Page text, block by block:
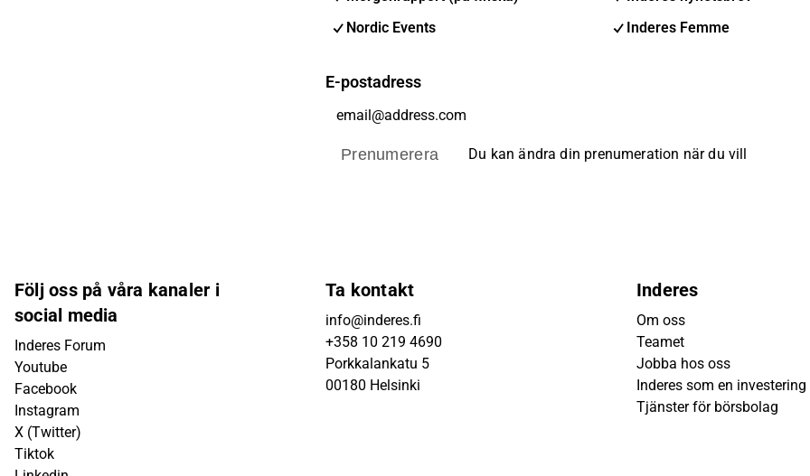
Nordic Events
Inderes Femme
E-postadress
Prenumerera Du kan ändra din prenumeration när du vill
Följ oss på våra kanaler i
social media
Inderes Forum
Youtube
Facebook
Instagram
X (Twitter)
Tiktok
Ta kontakt
info@inderes.fi
+358 10 219 4690
Porkkalankatu 5
00180 Helsinki
Inderes
Om oss
Teamet
Jobba hos oss
Inderes som en investering
Tjänster för börsbolag